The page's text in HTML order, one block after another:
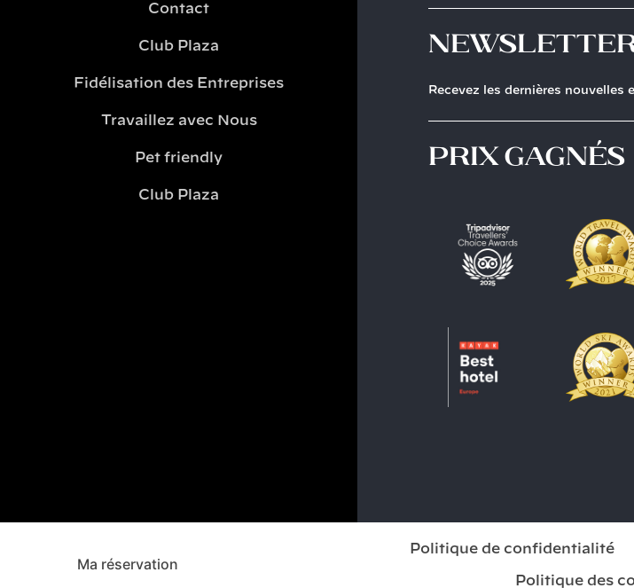
Contact
Club Plaza
Fidélisation des Entreprises
Travaillez avec Nous
Pet friendly
Club Plaza
Recevez les dernières nouvelles
prix gagnés
Ma réservation
Politique de confidentialité
Politique des